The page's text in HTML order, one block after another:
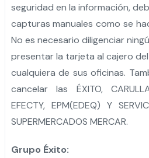
seguridad en la información,
capturas manuales como se
No es necesario diligenciar
presentar la tarjeta al cajero
cualquiera de sus oficinas.
cancelar las ÉXITO,
EFECTY, EPM(EDEQ) Y
SUPERMERCADOS MERCAR.
Grupo Éxito: